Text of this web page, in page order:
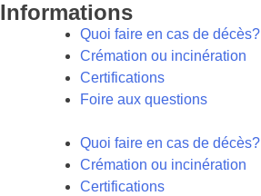
Informations
Quoi faire en cas de décès?
Crémation ou incinération
Certifications
Foire aux questions
Quoi faire en cas de décès?
Crémation ou incinération
Certifications